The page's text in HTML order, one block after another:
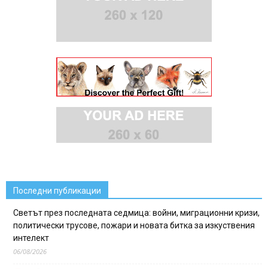
Последни публикации
Светът през последната седмица: войни, миграционни кризи,
политически трусове, пожари и новата битка за изкуствения
интелект
06/08/2026